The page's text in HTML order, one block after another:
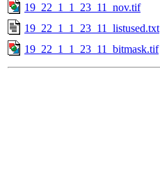
19_22_1_1_23_11_nov.tif
19_22_1_1_23_11_listused.txt
19_22_1_1_23_11_bitmask.tif